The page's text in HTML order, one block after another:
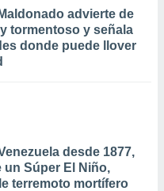
advierte de
tormentoso y señala
donde puede llover
desde 1877,
Súper El Niño,
terremoto mortífero